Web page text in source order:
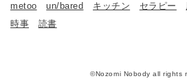
metoo un/bared キッチン セラピー
時事
読書
©Nozomi Nobody all rights